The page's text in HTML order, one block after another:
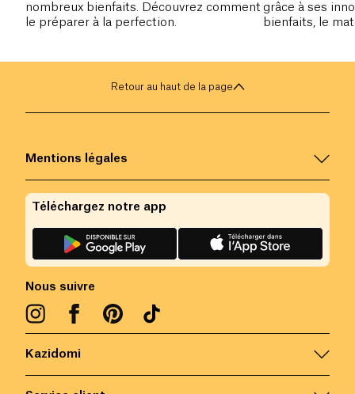
nombreux bienfaits. Découvrez comment
le préparer à la perfection.
grâce à ses
bienfaits, le
Retour au haut de la page
Kazidomi
Mentions légales
Nous suivre
Téléchargez notre app